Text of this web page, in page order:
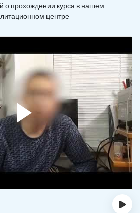
о прохождении курса в нашем
центре
›